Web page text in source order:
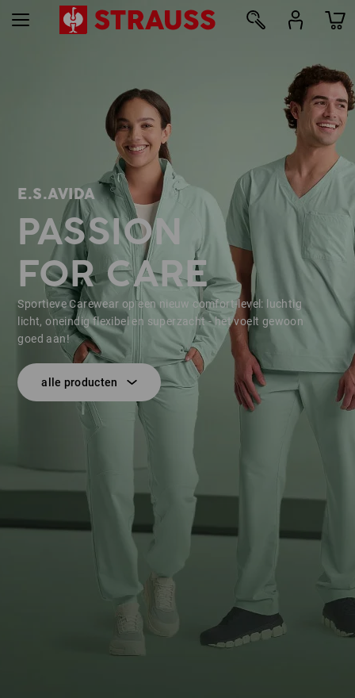
E.S.AVIDA
PASSION
FOR CARE
Sportieve Carewear op een nieuw comfort-level: luchtig
licht, oneindig flexibel en superzacht - het voelt gewoon
goed aan!
alle producten